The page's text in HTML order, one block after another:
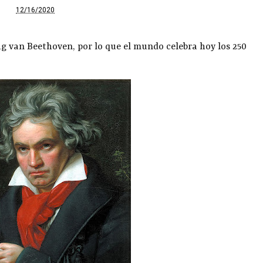
12/16/2020
van Beethoven, por lo que el mundo celebra hoy los 250